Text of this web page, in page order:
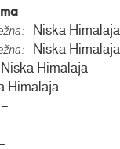
Niska Himalaja
Niska Himalaja
Niska Himalaja
Himalaja
–